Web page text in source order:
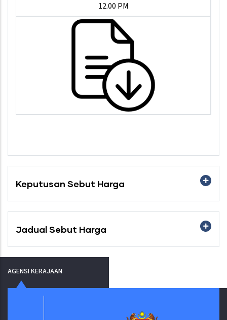
12.00 PM
Keputusan Sebut Harga
Jadual Sebut Harga
AGENSI KERAJAAN